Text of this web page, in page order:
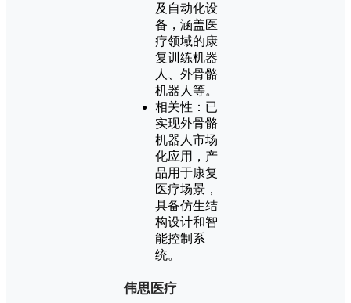
及自动化设
备，涵盖医
疗领域的康
复训练机器
人、外骨骼
机器人等‌。
‌相关性‌：已
实现外骨骼
机器人市场
化应用，产
品用于康复
医疗场景，
具备仿生结
构设计和智
能控制系
统‌。
‌伟思医疗